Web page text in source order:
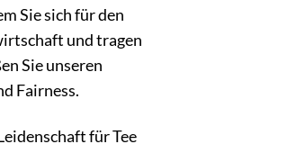
Sie sich für den
und tragen
Sie unseren
Fairness.
für Tee